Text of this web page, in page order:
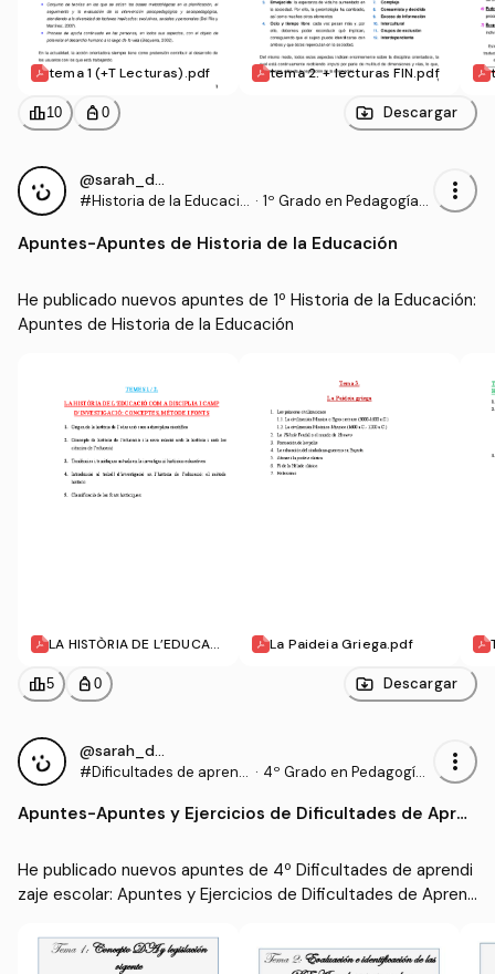
tema 1 (+T Lecturas).pdf tema 2. + lecturas FIN.pdf
leaderboard10 personal_bag 0 Descargar
@sarah_dauber
#Historia de la Educació · 1º Grado en Pedagogía
more_vert
Apuntes-Apuntes de Historia de la Educación
He publicado nuevos apuntes de 1º Historia de la Educación:
Apuntes de Historia de la Educación
LA HISTÒRIA DE L’EDUCACI
P D’INVESTIGACIÓ- CONC
EPTES MÈTODE I FONTS .p
La Paideia Griega.pdf
leaderboard5 personal_bag 0 Descargar
@sarah_dauber
#Dificultades de aprend · 4º Grado en Pedagogía
more_vert
Apuntes-Apuntes y Ejercicios de Dificultades de Apren
He publicado nuevos apuntes de 4º Dificultades de aprendi
zaje escolar: Apuntes y Ejercicios de Dificultades de Aprend